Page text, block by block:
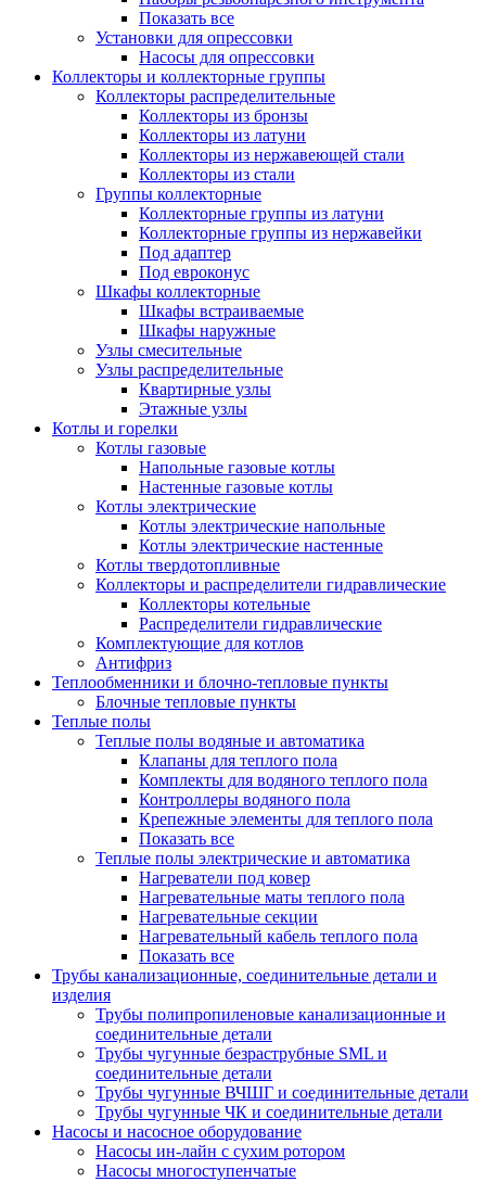
Показать все
Установки для опрессовки
Насосы для опрессовки
Коллекторы и коллекторные группы
Коллекторы распределительные
Коллекторы из бронзы
Коллекторы из латуни
Коллекторы из нержавеющей стали
Коллекторы из стали
Группы коллекторные
Коллекторные группы из латуни
Коллекторные группы из нержавейки
Под адаптер
Под евроконус
Шкафы коллекторные
Шкафы встраиваемые
Шкафы наружные
Узлы смесительные
Узлы распределительные
Квартирные узлы
Этажные узлы
Котлы и горелки
Котлы газовые
Напольные газовые котлы
Настенные газовые котлы
Котлы электрические
Котлы электрические напольные
Котлы электрические настенные
Котлы твердотопливные
Коллекторы и распределители гидравлические
Коллекторы котельные
Распределители гидравлические
Комплектующие для котлов
Антифриз
Теплообменники и блочно-тепловые пункты
Блочные тепловые пункты
Теплые полы
Теплые полы водяные и автоматика
Клапаны для теплого пола
Комплекты для водяного теплого пола
Контроллеры водяного пола
Крепежные элементы для теплого пола
Показать все
Теплые полы электрические и автоматика
Нагреватели под ковер
Нагревательные маты теплого пола
Нагревательные секции
Нагревательный кабель теплого пола
Показать все
Трубы канализационные, соединительные детали и
изделия
Трубы полипропиленовые канализационные и
соединительные детали
Трубы чугунные безраструбные SML и
соединительные детали
Трубы чугунные ВЧШГ и соединительные детали
Трубы чугунные ЧК и соединительные детали
Насосы и насосное оборудование
Насосы ин-лайн с сухим ротором
Насосы многоступенчатые